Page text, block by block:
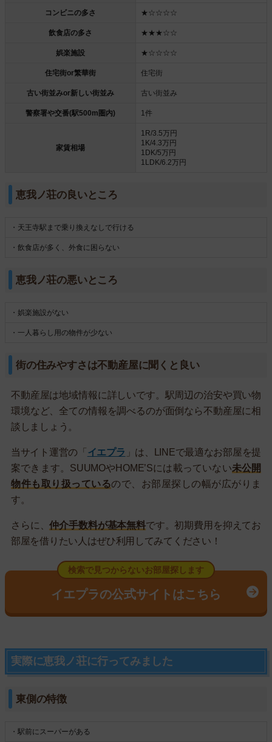
コンビニの多さ ★☆☆☆☆
飲食店の多さ ★★★☆☆
娯楽施設 ★☆☆☆☆
住宅街or繁華街 住宅街
古い街並みor新しい街並み 古い街並み
警察署や交番(駅500m圏内) 1件
家賃相場
1R/3.5万円
1K/4.3万円
1DK/5万円
1LDK/6.2万円
恵我ノ荘の良いところ
・天王寺駅まで乗り換えなしで行ける
・飲食店が多く、外食に困らない
恵我ノ荘の悪いところ
・娯楽施設がない
・一人暮らし用の物件が少ない
街の住みやすさは不動産屋に聞くと良い
不動産屋は地域情報に詳しいです。駅周辺の治安や買い物
環境など、全ての情報を調べるのが面倒なら不動産屋に相
談しましょう。
当サイト運営の「 イエプラ 」は、LINEで最適なお部屋を提
案できます。SUUMOやHOME’Sには載っていない未公開
物件も取り扱っているので、お部屋探しの幅が広がりま
す。
さらに、仲介手数料が基本無料です。初期費用を抑えてお
部屋を借りたい人はぜひ利用してみてください！
検索で見つからないお部屋探します
イエプラの公式サイトはこちら
実際に恵我ノ荘に行ってみました
東側の特徴
・駅前にスーパーがある